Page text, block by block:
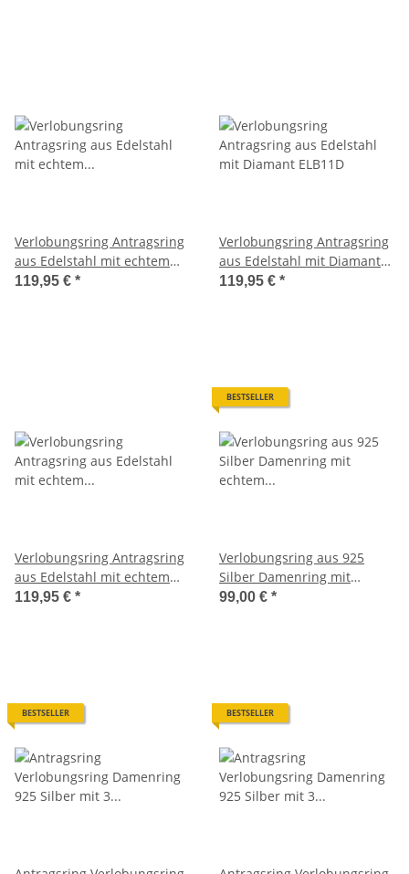
Verlobungsring Antragsring
aus Edelstahl mit echtem
Diamant ELB10D
119,95 € *
Verlobungsring Antragsring
aus Edelstahl mit Diamant
ELB11D
119,95 € *
Verlobungsring Antragsring
aus Edelstahl mit echtem
Diamant ELB12D
119,95 € *
BESTSELLER
Verlobungsring aus 925
Silber Damenring mit
echtem Diamant und Gravur
99,00 € *
BESTSELLER BESTSELLER